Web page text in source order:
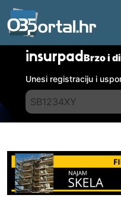
insurpadBrzo i
Unesi registraciju i